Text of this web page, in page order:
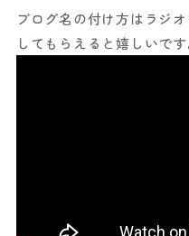
ブログ名の付け方はラジ
してもらえると嬉しいです